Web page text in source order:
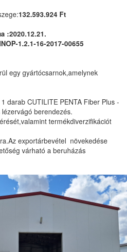
132.593.924 Ft
:2020.12.21.
1.2.1-16-2017-00655
egy gyártócsarnok,amelynek
darab CUTILITE PENTA Fiber Plus -
berendezés.
termékdiverzifikációt
exportárbevétel növekedése
várható a beruházás